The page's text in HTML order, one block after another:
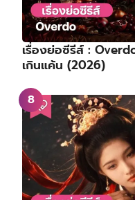
เรื่องย่อซีรีส์ :
เกินแค้น (2026)